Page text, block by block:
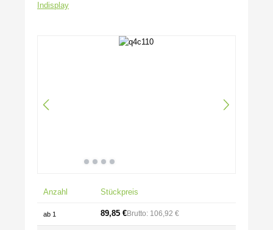
Indisplay
Bildergalerie überspringen
Anzahl Stückpreis
ab 1 89,85 €Brutto: 106,92 €